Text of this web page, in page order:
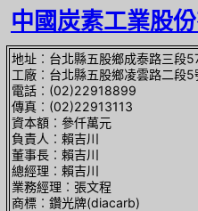
中國炭素工業股
地址︰台北縣五股鄉成泰路三段
工廠︰台北縣五股鄉凌雲路二段5
電話︰(02)22918899
傳真︰(02)22913113
資本額︰參仟萬元
負責人︰賴吉川
董事長︰賴吉川
總經理︰賴吉川
業務經理︰張文程
商標︰鑽光牌(diacarb)